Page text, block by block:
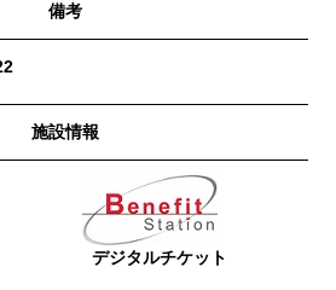
備考
施設情報
デジタルチケット